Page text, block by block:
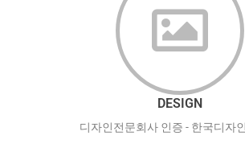
DESIGN
디자인전문회사 인증 - 한국디자